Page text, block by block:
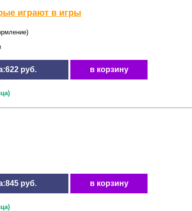
играют в игры
руб. в корзину
руб. в корзину